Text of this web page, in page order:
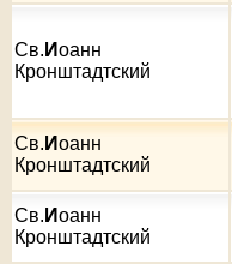
Св. Иоанн
Кронштадтский
Св. Иоанн
Кронштадтский
Св. Иоанн
Кронштадтский